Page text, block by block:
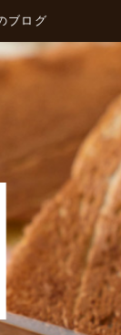
ブログ